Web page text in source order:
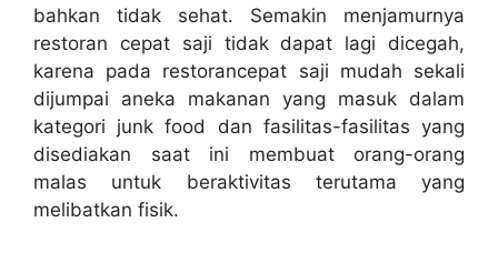
bahkan tidak sehat. Semakin menjamurnya
restoran cepat saji tidak dapat lagi dicegah,
karena pada restorancepat saji mudah sekali
dijumpai aneka makanan yang masuk dalam
kategori junk food dan fasilitas-fasilitas yang
disediakan saat ini membuat orang-orang
malas untuk beraktivitas terutama yang
melibatkan fisik.